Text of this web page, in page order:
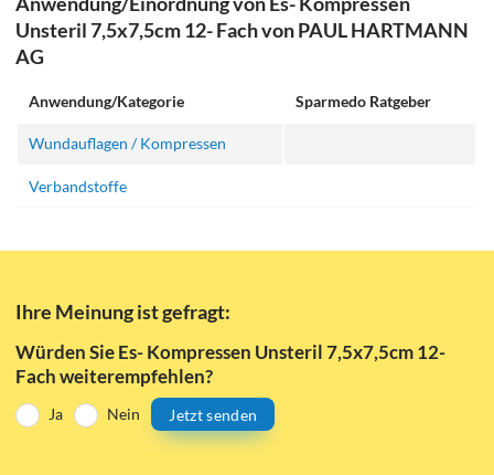
Unsteril 7,5x7,5cm 12- Fach von PAUL HARTMANN
AG
Anwendung/Kategorie Sparmedo Ratgeber
Wundauflagen / Kompressen
Verbandstoffe
Ihre Meinung ist gefragt:
Würden Sie Es- Kompressen Unsteril 7,5x7,5cm 12-
Fach weiterempfehlen?
Ja Nein Jetzt senden